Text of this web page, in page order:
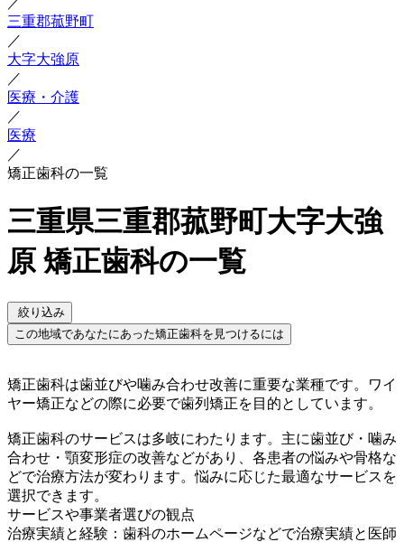
三重郡菰野町
／
大字大強原
／
医療・介護
／
医療
／
矯正歯科の一覧
三重県三重郡菰野町大字大強
原 矯正歯科の一覧
絞り込み
この地域であなたにあった矯正歯科を見つけるには
矯正歯科は歯並びや噛み合わせ改善に重要な業種です。ワイ
ヤー矯正などの際に必要で歯列矯正を目的としています。
矯正歯科のサービスは多岐にわたります。主に歯並び・噛み
合わせ・顎変形症の改善などがあり、各患者の悩みや骨格な
どで治療方法が変わります。悩みに応じた最適なサービスを
選択できます。
サービスや事業者選びの観点
治療実績と経験：歯科のホームページなどで治療実績と医師